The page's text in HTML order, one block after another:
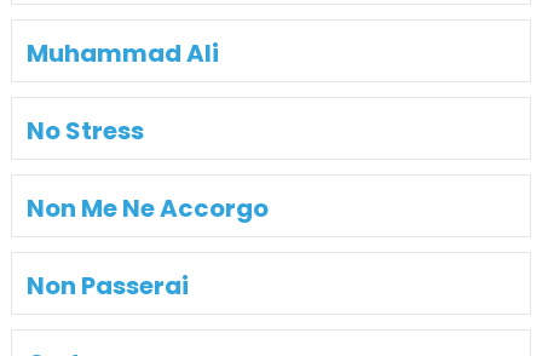
Muhammad Ali
No Stress
Non Me Ne Accorgo
Non Passerai